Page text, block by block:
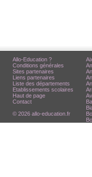
Allo-Education ?
Conditions générales
Sites partenaires
Liens partenaires
Liste des départements
Etablissements scolaires
Haut de page
Contact
© 2026 allo-education.fr